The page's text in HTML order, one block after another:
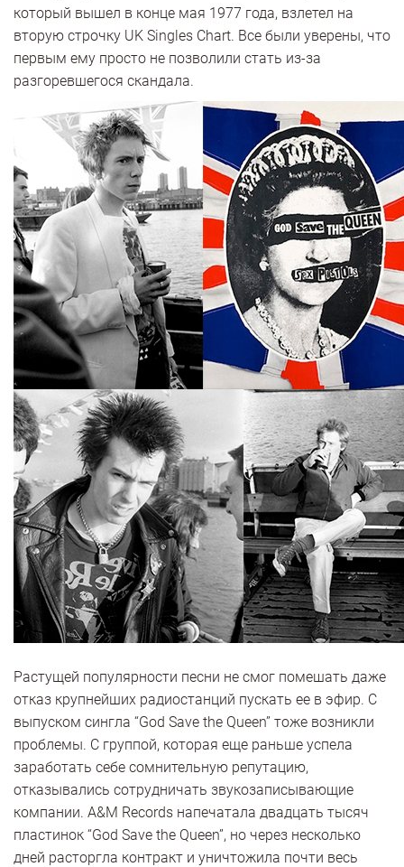
который вышел в конце мая 1977 года, взлетел на
вторую строчку UK Singles Chart. Все были уверены, что
первым ему просто не позволили стать из-за
разгоревшегося скандала.
Растущей популярности песни не смог помешать даже
отказ крупнейших радиостанций пускать ее в эфир. С
выпуском сингла “God Save the Queen” тоже возникли
проблемы. С группой, которая еще раньше успела
заработать себе сомнительную репутацию,
отказывались сотрудничать звукозаписывающие
компании. A&M Records напечатала двадцать тысяч
пластинок “God Save the Queen”, но через несколько
дней расторгла контракт и уничтожила почти весь